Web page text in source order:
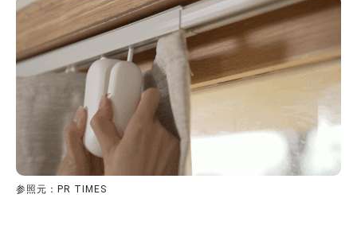
参照元：PR TIMES